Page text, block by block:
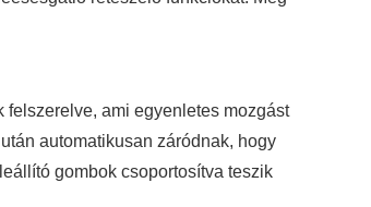
felszerelve, ami egyenletes mozgást
automatikusan záródnak, hogy
gombok csoportosítva teszik